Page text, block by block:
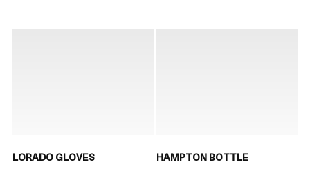
LORADO GLOVES HAMPTON BOTTLE